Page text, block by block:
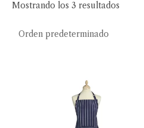
Mostrando los 3 resultados